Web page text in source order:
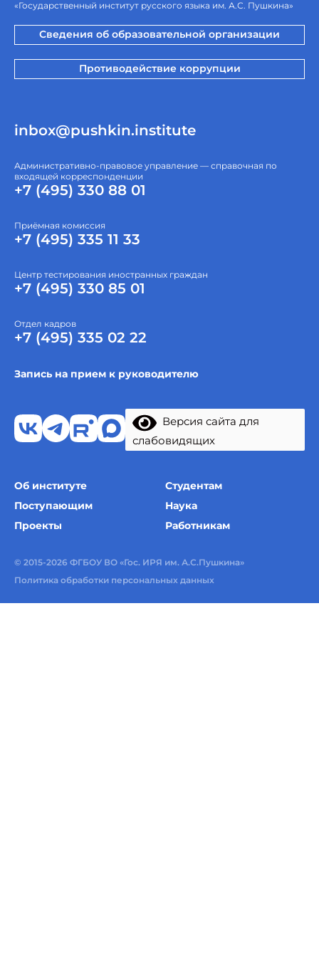
«Государственный институт русского языка им. А.С. Пушкина»
Сведения об образовательной организации
Противодействие коррупции
inbox@pushkin.institute
Административно-правовое управление — справочная по
входящей корреспонденции
+7 (495) 330 88 01
Приёмная комиссия
+7 (495) 335 11 33
Центр тестирования иностранных граждан
+7 (495) 330 85 01
Отдел кадров
+7 (495) 335 02 22
Запись на прием к руководителю
Версия сайта для
слабовидящих
Об институте
Студентам
Поступающим
Наука
Проекты
Работникам
© 2015-2026 ФГБОУ ВО «Гос. ИРЯ им. А.С.Пушкина»
Политика обработки персональных данных